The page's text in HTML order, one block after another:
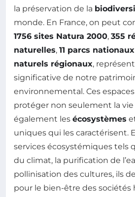
la préservation de la
monde. En France, on peut
1756 sites Natura 2000, 355
naturelles, 11 parcs nationaux
naturels régionaux,
significative de notre
environnemental. Ces
protéger non seulement la vie
également les écosystèmes
uniques qui les caractérisent.
services écosystémiques tels
du climat, la purification de
pollinisation des cultures, ils
pour le bien-être des sociétés